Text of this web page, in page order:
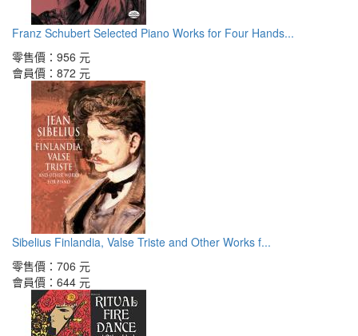
Franz Schubert Selected Piano Works for Four Hands...
零售價： 956 元
會員價： 872 元
Sibelius Finlandia, Valse Triste and Other Works f...
零售價： 706 元
會員價： 644 元